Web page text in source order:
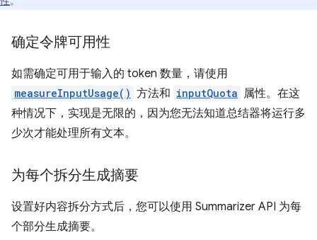
确定令牌可用性
如需确定可用于输入的 token 数量，请使用
measureInputUsage() 方法和 inputQuota 属性。在这
种情况下，实现是无限的，因为您无法知道总结器将运行多
少次才能处理所有文本。
为每个拆分生成摘要
设置好内容拆分方式后，您可以使用 Summarizer API 为每
个部分生成摘要。